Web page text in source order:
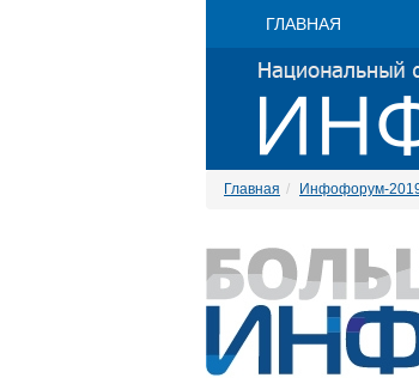
ГЛАВНАЯ
Главная Инфофорум-